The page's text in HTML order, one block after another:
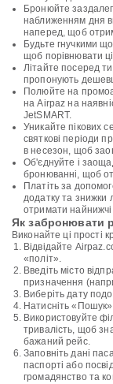
Бронюйте
наближенням дня
наперед, щоб
Будьте гнучкими
щоб порівнювати
Літайте посеред
пропонують
Полюйте на
на Airpaz на
JetSMART.
Уникайте пікових
святкові періоди
в несезон, щоб
Об'єднуйте і
бронюванні, щоб
Платіть за
додатку та знижки
отримати
Як забронювати
Виконайте ці прості
Відвідайте
«політ».
Введіть місто
призначення
Виберіть дату
Натисніть
Використовуйте
тривалість, щоб
бажаний рейс.
Заповніть дані
паспорті або
громадянство та